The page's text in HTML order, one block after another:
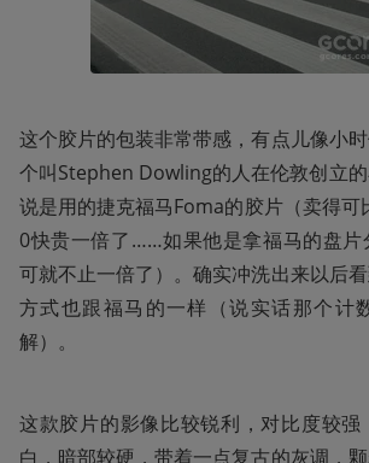
这个胶片的包装非常带感，有点儿像小
个叫Stephen Dowling的人在伦敦创立
说是用的捷克福马Foma的胶片（卖得
0快贵一倍了……如果他是拿福马的盘片
可就不止一倍了）。确实冲洗出来以后
方式也跟福马的一样（说实话那个计
解）。
这款胶片的影像比较锐利，对比度较
白，暗部较硬，带着一点复古的灰调，